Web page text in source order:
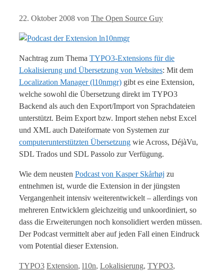
22. Oktober 2008 von The Open Source Guy
Nachtrag zum Thema TYPO3-Extensions für die
Lokalisierung und Übersetzung von Websites: Mit dem
Localization Manager (l10nmgr) gibt es eine Extension,
welche sowohl die Übersetzung direkt im TYPO3
Backend als auch den Export/Import von Sprachdateien
unterstützt. Beim Export bzw. Import stehen nebst Excel
und XML auch Dateiformate von Systemen zur
computerunterstützten Übersetzung wie Across, DéjàVu,
SDL Trados und SDL Passolo zur Verfügung.
Wie dem neusten Podcast von Kasper Skårhøj zu
entnehmen ist, wurde die Extension in der jüngsten
Vergangenheit intensiv weiterentwickelt – allerdings von
mehreren Entwicklern gleichzeitig und unkoordiniert, so
dass die Erweiterungen noch konsolidiert werden müssen.
Der Podcast vermittelt aber auf jeden Fall einen Eindruck
vom Potential dieser Extension.
Kategorien
TYPO3 Tags
Extension, l10n, Lokalisierung, TYPO3,